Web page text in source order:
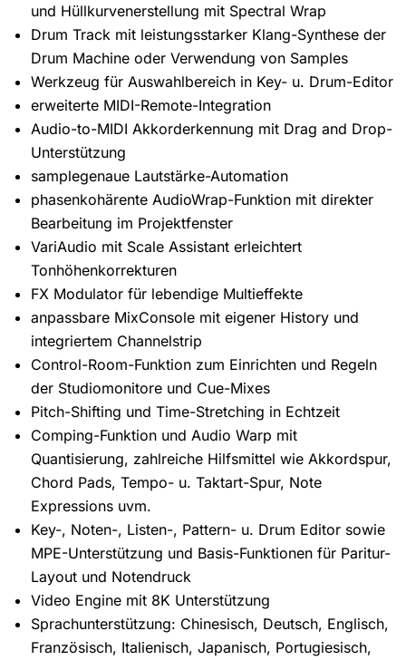
und Hüllkurvenerstellung mit Spectral Wrap
Drum Track mit leistungsstarker Klang-Synthese der
Drum Machine oder Verwendung von Samples
Werkzeug für Auswahlbereich in Key- u. Drum-Editor
erweiterte MIDI-Remote-Integration
Audio-to-MIDI Akkorderkennung mit Drag and Drop-
Unterstützung
samplegenaue Lautstärke-Automation
phasenkohärente AudioWrap-Funktion mit direkter
Bearbeitung im Projektfenster
VariAudio mit Scale Assistant erleichtert
Tonhöhenkorrekturen
FX Modulator für lebendige Multieffekte
anpassbare MixConsole mit eigener History und
integriertem Channelstrip
Control-Room-Funktion zum Einrichten und Regeln
der Studiomonitore und Cue-Mixes
Pitch-Shifting und Time-Stretching in Echtzeit
Comping-Funktion und Audio Warp mit
Quantisierung, zahlreiche Hilfsmittel wie Akkordspur,
Chord Pads, Tempo- u. Taktart-Spur, Note
Expressions uvm.
Key-, Noten-, Listen-, Pattern- u. Drum Editor sowie
MPE-Unterstützung und Basis-Funktionen für Paritur-
Layout und Notendruck
Video Engine mit 8K Unterstützung
Sprachunterstützung: Chinesisch, Deutsch, Englisch,
Französisch, Italienisch, Japanisch, Portugiesisch,